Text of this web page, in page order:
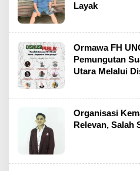
Layak
Ormawa FH
Pemungutan
Utara Melalui
Organisasi
Relevan, Salah